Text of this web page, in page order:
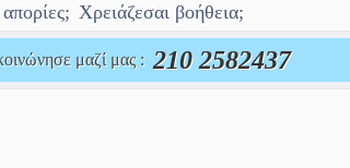
Χρειάζεσαι βοήθεια;
μαζί μας : 210 2582437